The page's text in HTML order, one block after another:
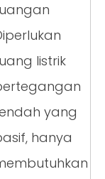
listrik
yang
hanya